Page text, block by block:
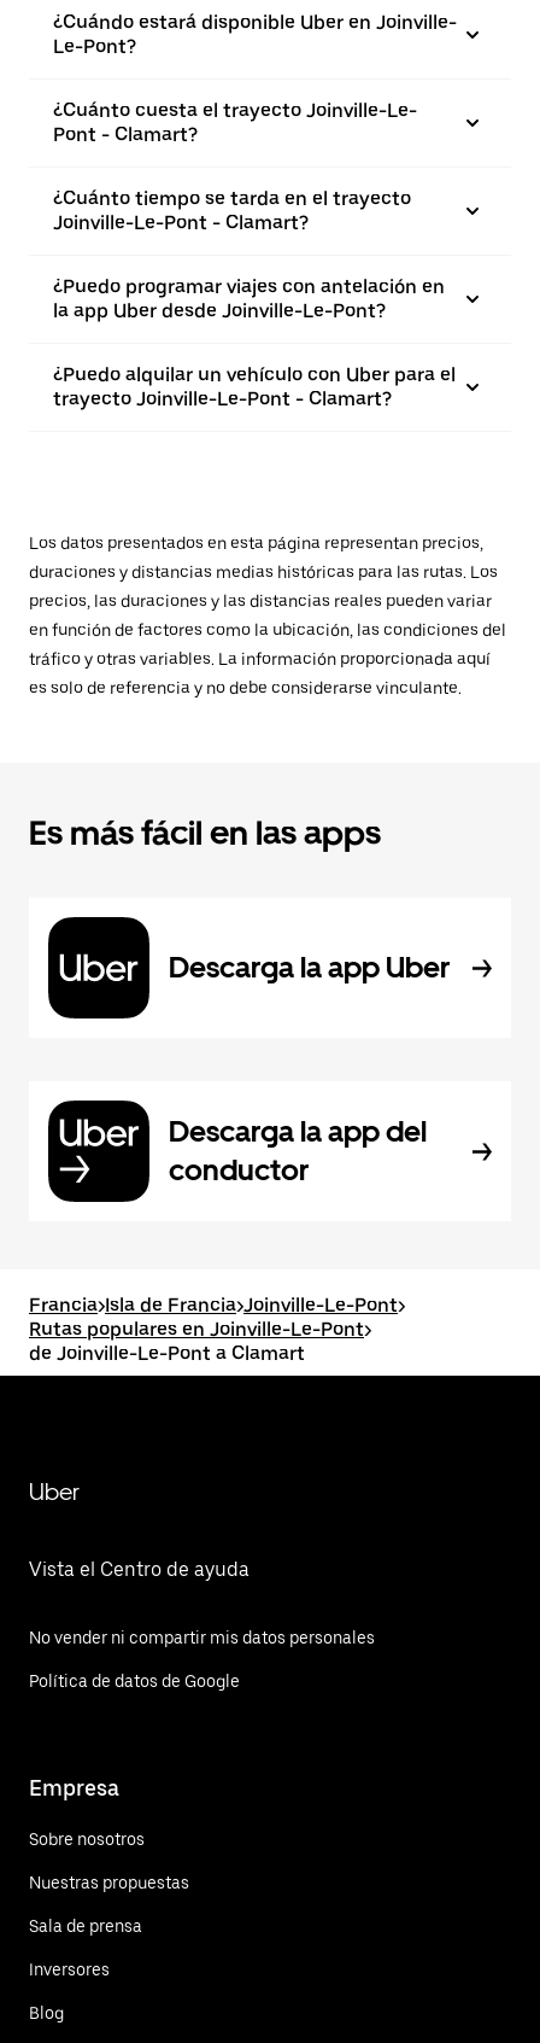
¿Cuándo estará disponible Uber en Joinville-
Le-Pont?
¿Cuánto cuesta el trayecto Joinville-Le-
Pont - Clamart?
¿Cuánto tiempo se tarda en el trayecto
Joinville-Le-Pont - Clamart?
¿Puedo programar viajes con antelación en
la app Uber desde Joinville-Le-Pont?
¿Puedo alquilar un vehículo con Uber para el
trayecto Joinville-Le-Pont - Clamart?
Los datos presentados en esta página representan precios,
duraciones y distancias medias históricas para las rutas. Los
precios, las duraciones y las distancias reales pueden variar
en función de factores como la ubicación, las condiciones del
tráfico y otras variables. La información proporcionada aquí
es solo de referencia y no debe considerarse vinculante.
Es más fácil en las apps
Descarga la app Uber
Descarga la app del
conductor
Francia>Isla de Francia>Joinville-Le-Pont>
Rutas populares en Joinville-Le-Pont>
de Joinville-Le-Pont a Clamart
Uber
Vista el Centro de ayuda
No vender ni compartir mis datos personales
Política de datos de Google
Empresa
Sobre nosotros
Nuestras propuestas
Sala de prensa
Inversores
Blog